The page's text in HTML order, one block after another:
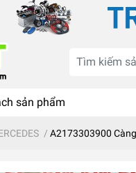
sản phẩm
/ A2173303900